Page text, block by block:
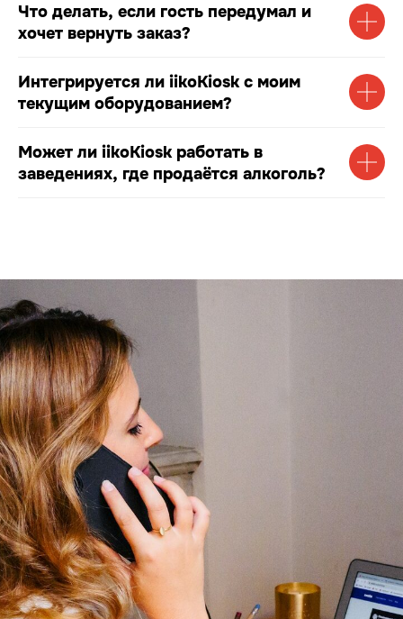
Что делать, если гость передумал и
хочет вернуть заказ?
Интегрируется ли iikoKiosk с моим
текущим оборудованием?
Может ли iikoKiosk работать в
заведениях, где продаётся алкоголь?